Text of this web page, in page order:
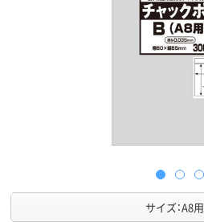
サイズ：A8用